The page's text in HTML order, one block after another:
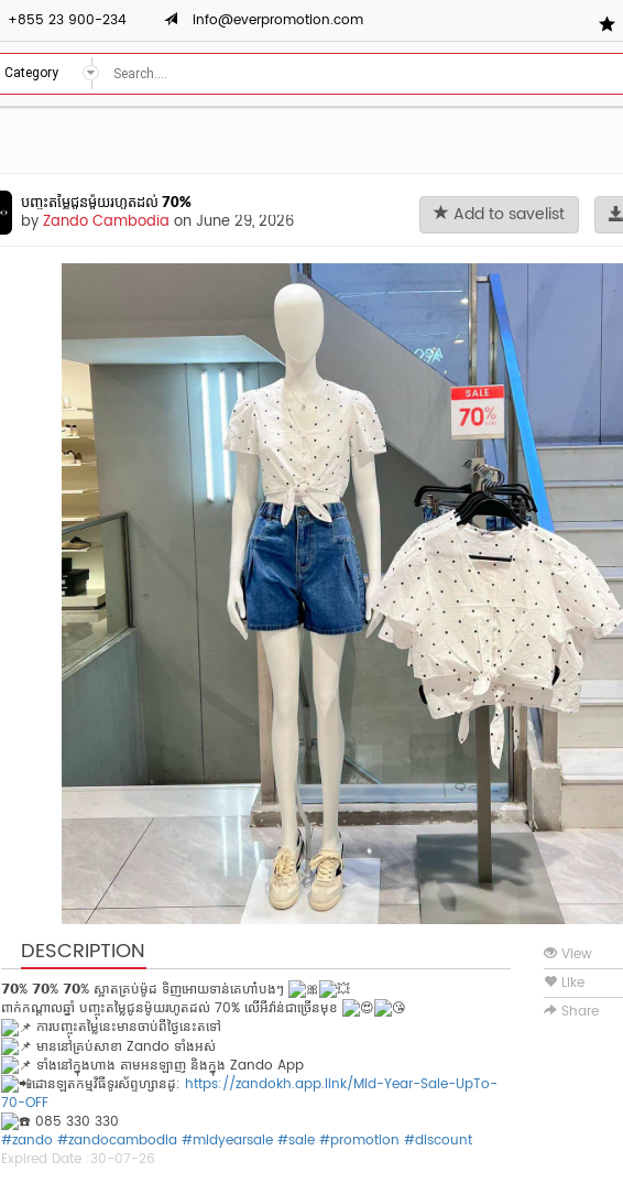
+855 23 900-234 info@everpromotion.com
Category
បញ្ចុះតម្លៃជូនម៉ូយរហូតដល់ 70%
byZando Cambodia on June 29, 2026 Add to savelist
DESCRIPTION
𝟳𝟬% 𝟳𝟬% 𝟳𝟬% ស្អាតគ្រប់ម៉ូដ ទិញអោយទាន់គេហា៎បងៗ
ពាក់កណ្តាលឆ្នាំ បញ្ចុះតម្លៃជូនម៉ូយរហូតដល់ 70% លើអីវ៉ាន់ជាច្រើនមុខ
ការបញ្ចុះតម្លៃនេះមានចាប់ពីថ្ងៃនេះតទៅ
មាននៅគ្រប់សាខា Zando ទាំងអស់
ទាំងនៅក្នុងហាង តាមអនឡាញ និងក្នុង Zando App
ដោនឡតកម្មវិធីទូរស័ព្ទហ្សានដូ: https://zandokh.app.link/Mid-Year-Sale-UpTo-
70-OFF
085 330 330
#zando #zandocambodia #midyearsale #sale #promotion #discount
Expired Date :30-07-26
View
Like
Share